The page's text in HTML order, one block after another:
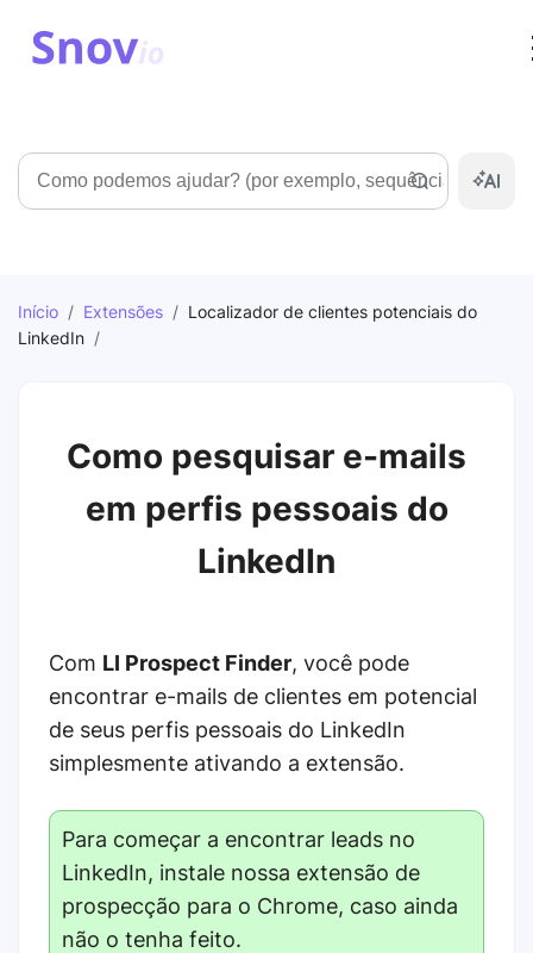
Pesquisar
Início / Extensões / Localizador de clientes potenciais do
LinkedIn /
Como pesquisar e-mails
em perfis pessoais do
LinkedIn
Com LI Prospect Finder, você pode
encontrar e-mails de clientes em potencial
de seus perfis pessoais do LinkedIn
simplesmente ativando a extensão.
Para começar a encontrar leads no
LinkedIn, instale nossa extensão de
prospecção para o Chrome, caso ainda
não o tenha feito.